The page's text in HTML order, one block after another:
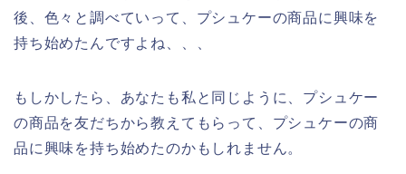
後、色々と調べていって、プシュケーの商品に興味を
持ち始めたんですよね、、、
もしかしたら、あなたも私と同じように、プシュケー
の商品を友だちから教えてもらって、プシュケーの商
品に興味を持ち始めたのかもしれません。